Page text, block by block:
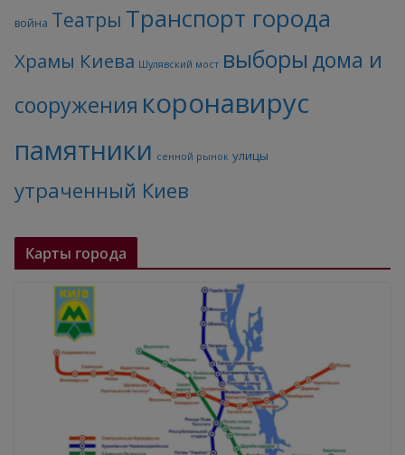
война Театры Транспорт города
Храмы Киева Шулявский мост выборы дома и
сооружения коронавирус
памятники сенной рынок улицы
утраченный Киев
Карты города